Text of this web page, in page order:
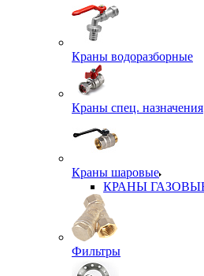
Краны водоразборные
Краны спец. назначения
Краны шаровые
КРАНЫ
Фильтры